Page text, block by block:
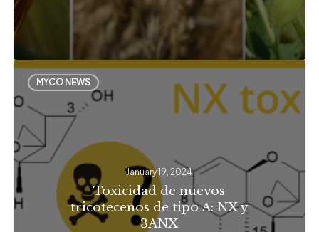
MYCO NEWS
Toxicidad
nuevos
tipo
A:
NX
January 19, 2024
Toxicidad de nuevos
tricotecenos de tipo A: NX y
3ANX